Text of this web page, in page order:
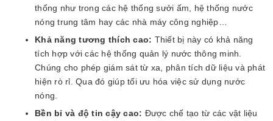
thống như trong các hệ thống sưởi ấm, hệ thống nước
nóng trung tâm hay các nhà máy công nghiệp…
Khả năng tương thích cao: Thiết bị này có khả năng
tích hợp với các hệ thống quản lý nước thông minh.
Chúng cho phép giám sát từ xa, phân tích dữ liệu và phát
hiện rò rỉ. Qua đó giúp tối ưu hóa việc sử dụng nước
nóng.
Bền bỉ và độ tin cậy cao: Được chế tạo từ các vật liệu